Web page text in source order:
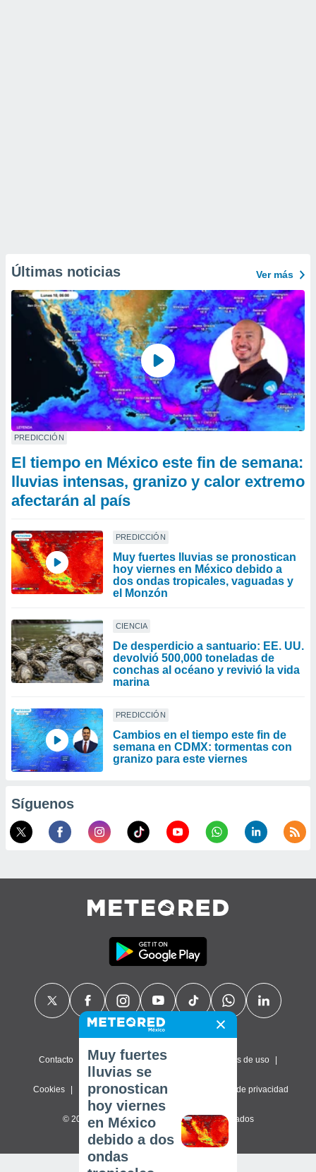
Últimas noticias Ver más
PREDICCIÓN
El tiempo en México este fin de semana:
lluvias intensas, granizo y calor extremo
afectarán al país
PREDICCIÓN
Muy fuertes lluvias se pronostican
hoy viernes en México debido a
dos ondas tropicales, vaguadas y
el Monzón
CIENCIA
De desperdicio a santuario: EE. UU.
devolvió 500,000 toneladas de
conchas al océano y revivió la vida
marina
PREDICCIÓN
Cambios en el tiempo este fin de
semana en CDMX: tormentas con
granizo para este viernes
Síguenos
Contacto Sobre nosotros Términos de uso
Cookies Política de privacidad Configuración de privacidad
© 2026 Meteored. Todos los derechos reservados
Muy fuertes
lluvias se
pronostican
hoy viernes
en México
debido a dos
ondas